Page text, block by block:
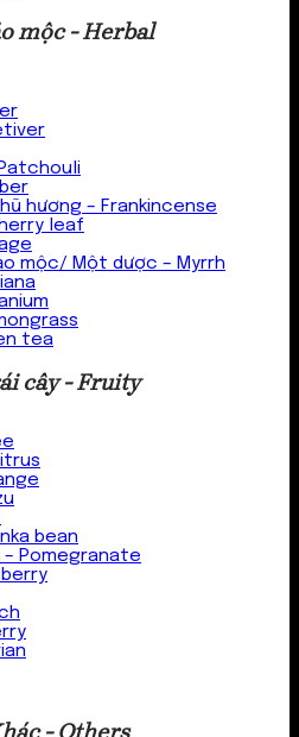
mộc - Herbal
hương – Frankincense
leaf
mộc/ Một dược – Myrrh
tea
cây - Fruity
bean
– Pomegranate